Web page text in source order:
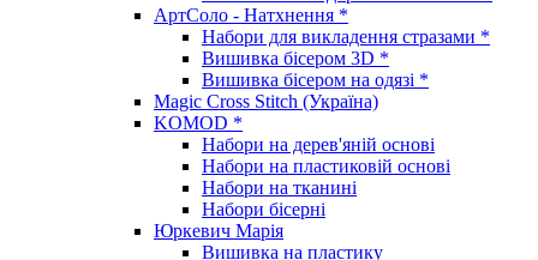
АртСоло - Натхнення *
Набори для викладення стразами *
Вишивка бісером 3D *
Вишивка бісером на одязі *
Magic Cross Stitch (Україна)
KOMOD *
Набори на дерев'яній основі
Набори на пластиковій основі
Набори на тканині
Набори бісерні
Юркевич Марія
Вишивка на пластику